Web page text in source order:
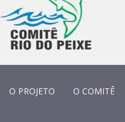
O PROJETO O COMITÊ